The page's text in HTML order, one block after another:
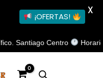
Santiago Centro Horario de
¡OFERTAS!
X